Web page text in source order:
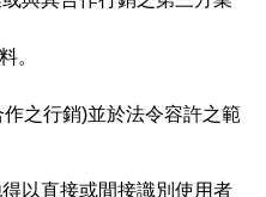
。
之行銷)並於法令容許之範
以直接或間接識別使用者